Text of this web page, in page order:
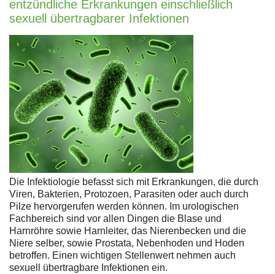
entzündliche Erkrankungen einschließlich
sexuell übertragbarer Infektionen
Die Infektiologie befasst sich mit Erkrankungen, die durch
Viren, Bakterien, Protozoen, Parasiten oder auch durch
Pilze hervorgerufen werden können. Im urologischen
Fachbereich sind vor allen Dingen die Blase und
Harnröhre sowie Harnleiter, das Nierenbecken und die
Niere selber, sowie Prostata, Nebenhoden und Hoden
betroffen. Einen wichtigen Stellenwert nehmen auch
sexuell übertragbare Infektionen ein.